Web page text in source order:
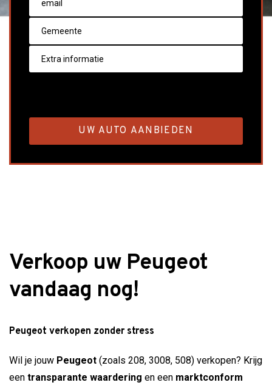
Verkoop uw Peugeot
vandaag nog!
Peugeot verkopen zonder stress
Wil je jouw Peugeot (zoals 208, 3008, 508) verkopen? Krijg
een transparante waardering en een marktconform